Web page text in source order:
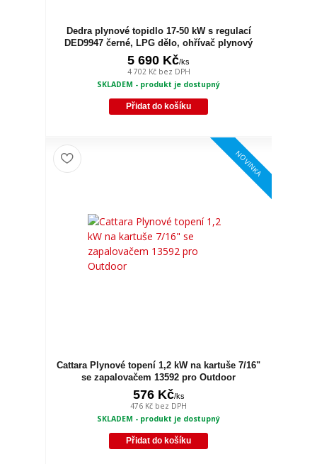
Dedra plynové topidlo 17-50 kW s regulací
DED9947 černé, LPG dělo, ohřívač plynový
5 690 Kč/ks
4 702 Kč bez DPH
SKLADEM - produkt je dostupný
Přidat do košíku
NOVINKA
Cattara Plynové topení 1,2 kW na kartuše 7/16"
se zapalovačem 13592 pro Outdoor
576 Kč/ks
476 Kč bez DPH
SKLADEM - produkt je dostupný
Přidat do košíku